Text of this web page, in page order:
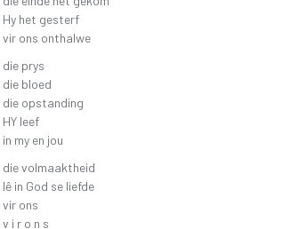
Hy het gesterf
vir ons onthalwe
die prys
die bloed
die opstanding
HY leef
in my en jou
die volmaaktheid
lê in God se liefde
vir ons
v i r o n s